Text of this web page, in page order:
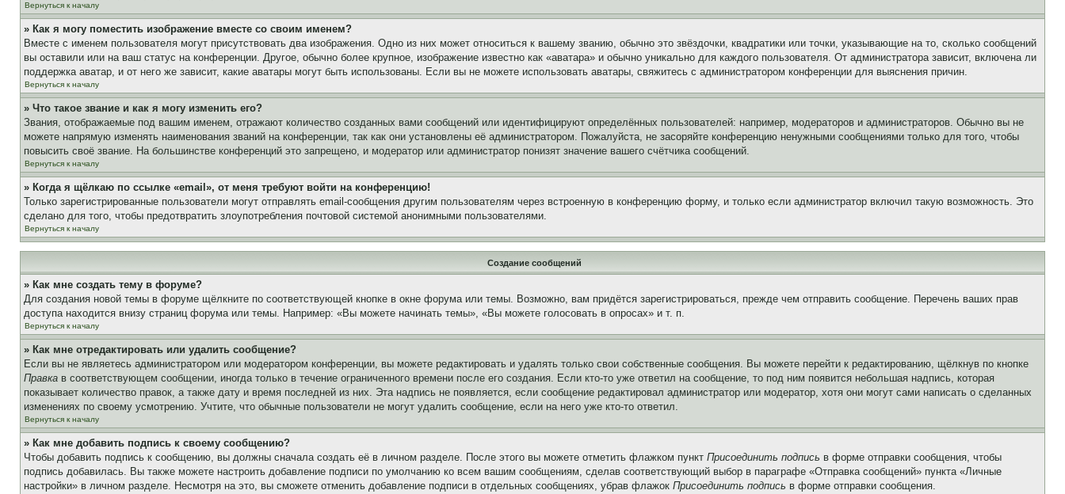
Вернуться к началу
» Как я могу поместить изображение вместе со своим именем?
Вместе с именем пользователя могут присутствовать два изображения. Одно из них может относиться к вашему званию, обычно это звёздочки, квадратики или точки, указывающие на то, сколько сообщений
вы оставили или на ваш статус на конференции. Другое, обычно более крупное, изображение известно как «аватара» и обычно уникально для каждого пользователя. От администратора зависит, включена ли
поддержка аватар, и от него же зависит, какие аватары могут быть использованы. Если вы не можете использовать аватары, свяжитесь с администратором конференции для выяснения причин.
Вернуться к началу
» Что такое звание и как я могу изменить его?
Звания, отображаемые под вашим именем, отражают количество созданных вами сообщений или идентифицируют определённых пользователей: например, модераторов и администраторов. Обычно вы не
можете напрямую изменять наименования званий на конференции, так как они установлены её администратором. Пожалуйста, не засоряйте конференцию ненужными сообщениями только для того, чтобы
повысить своё звание. На большинстве конференций это запрещено, и модератор или администратор понизят значение вашего счётчика сообщений.
Вернуться к началу
» Когда я щёлкаю по ссылке «email», от меня требуют войти на конференцию!
Только зарегистрированные пользователи могут отправлять email-сообщения другим пользователям через встроенную в конференцию форму, и только если администратор включил такую возможность. Это
сделано для того, чтобы предотвратить злоупотребления почтовой системой анонимными пользователями.
Вернуться к началу
Создание сообщений
» Как мне создать тему в форуме?
Для создания новой темы в форуме щёлкните по соответствующей кнопке в окне форума или темы. Возможно, вам придётся зарегистрироваться, прежде чем отправить сообщение. Перечень ваших прав
доступа находится внизу страниц форума или темы. Например: «Вы можете начинать темы», «Вы можете голосовать в опросах» и т. п.
Вернуться к началу
» Как мне отредактировать или удалить сообщение?
Если вы не являетесь администратором или модератором конференции, вы можете редактировать и удалять только свои собственные сообщения. Вы можете перейти к редактированию, щёлкнув по кнопке
Правка в соответствующем сообщении, иногда только в течение ограниченного времени после его создания. Если кто-то уже ответил на сообщение, то под ним появится небольшая надпись, которая
показывает количество правок, а также дату и время последней из них. Эта надпись не появляется, если сообщение редактировал администратор или модератор, хотя они могут сами написать о сделанных
изменениях по своему усмотрению. Учтите, что обычные пользователи не могут удалить сообщение, если на него уже кто-то ответил.
Вернуться к началу
» Как мне добавить подпись к своему сообщению?
Чтобы добавить подпись к сообщению, вы должны сначала создать её в личном разделе. После этого вы можете отметить флажком пункт Присоединить подпись в форме отправки сообщения, чтобы
подпись добавилась. Вы также можете настроить добавление подписи по умолчанию ко всем вашим сообщениям, сделав соответствующий выбор в параграфе «Отправка сообщений» пункта «Личные
настройки» в личном разделе. Несмотря на это, вы сможете отменить добавление подписи в отдельных сообщениях, убрав флажок Присоединить подпись в форме отправки сообщения.